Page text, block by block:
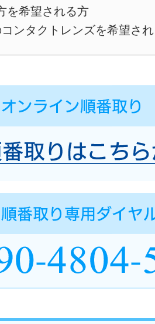
を希望される方
ンタクトレンズを希望さ